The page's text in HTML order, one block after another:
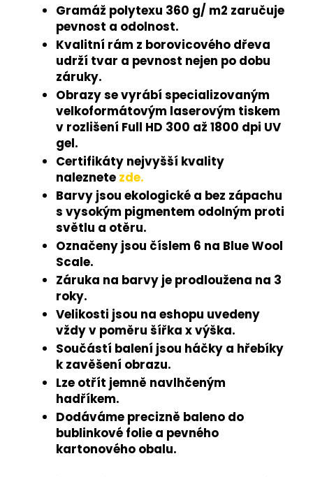
Gramáž polytexu 360 g/ m2 zaručuje
pevnost a odolnost.
Kvalitní rám z borovicového dřeva
udrží tvar a pevnost nejen po dobu
záruky.
Obrazy se vyrábí specializovaným
velkoformátovým laserovým tiskem
v rozlišení Full HD 300 až 1800 dpi UV
gel.
Certifikáty nejvyšší kvality
naleznete zde.
Barvy jsou ekologické a bez zápachu
s vysokým pigmentem odolným proti
světlu a otěru.
Označeny jsou číslem 6 na Blue Wool
Scale.
Záruka na barvy je prodloužena na 3
roky.
Velikosti jsou na eshopu uvedeny
vždy v poměru šířka x výška.
Součástí balení jsou háčky a hřebíky
k zavěšení obrazu.
Lze otřít jemně navlhčeným
hadříkem.
Dodáváme precizně baleno do
bublinkové folie a pevného
kartonového obalu.